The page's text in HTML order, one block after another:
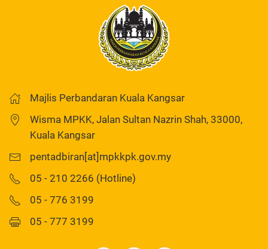
Majlis Perbandaran Kuala Kangsar
Wisma MPKK, Jalan Sultan Nazrin Shah, 33000,
Kuala Kangsar
pentadbiran[at]mpkkpk.gov.my
05 - 210 2266 (Hotline)
05 - 776 3199
05 - 777 3199